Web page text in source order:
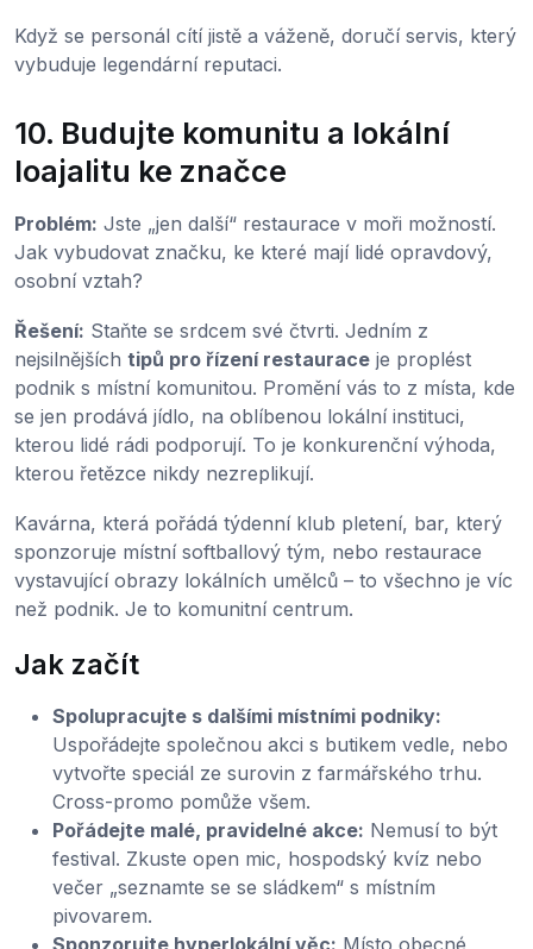
Když se personál cítí jistě a váženě, doručí servis, který
vybuduje legendární reputaci.
10. Budujte komunitu a lokální
loajalitu ke značce
Problém: Jste „jen další“ restaurace v moři možností.
Jak vybudovat značku, ke které mají lidé opravdový,
osobní vztah?
Řešení: Staňte se srdcem své čtvrti. Jedním z
nejsilnějších tipů pro řízení restaurace je proplést
podnik s místní komunitou. Promění vás to z místa, kde
se jen prodává jídlo, na oblíbenou lokální instituci,
kterou lidé rádi podporují. To je konkurenční výhoda,
kterou řetězce nikdy nezreplikují.
Kavárna, která pořádá týdenní klub pletení, bar, který
sponzoruje místní softballový tým, nebo restaurace
vystavující obrazy lokálních umělců – to všechno je víc
než podnik. Je to komunitní centrum.
Jak začít
Spolupracujte s dalšími místními podniky:
Uspořádejte společnou akci s butikem vedle, nebo
vytvořte speciál ze surovin z farmářského trhu.
Cross-promo pomůže všem.
Pořádejte malé, pravidelné akce: Nemusí to být
festival. Zkuste open mic, hospodský kvíz nebo
večer „seznamte se se sládkem“ s místním
pivovarem.